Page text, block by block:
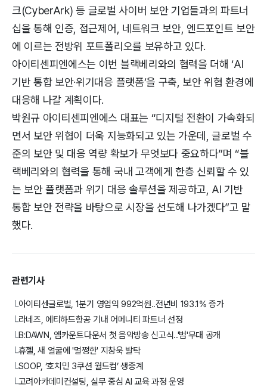
크(CyberArk) 등 글로벌 사이버 보안 기업들과의 파트너
십을 통해 인증, 접근제어, 네트워크 보안, 엔드포인트 보안
에 이르는 전방위 포트폴리오를 보유하고 있다.
아이티센피엔에스는 이번 블랙베리와의 협력을 더해 ‘AI
기반 통합 보안·위기대응 플랫폼’을 구축, 보안 위협 환경에
대응해 나갈 계획이다.
박원규 아이티센피엔에스 대표는 “디지털 전환이 가속화되
면서 보안 위협이 더욱 지능화되고 있는 가운데, 글로벌 수
준의 보안 및 대응 역량 확보가 무엇보다 중요하다”며 “블
랙베리와의 협력을 통해 국내 고객에게 한층 신뢰할 수 있
는 보안 플랫폼과 위기 대응 솔루션을 제공하고, AI 기반
통합 보안 전략을 바탕으로 시장을 선도해 나가겠다”고 말
했다.
관련기사
└아이티센글로벌, 1분기 영업익 992억원..전년비 193.1% 증가
└라네즈, 에티하드항공 기내 어메니티 파트너 선정
└B:DAWN, 엠카운트다운서 첫 음악방송 신고식..'범'무대 공개
└휴젤, 새 얼굴에 '멀쩡한' 지창욱 발탁
└SOOP, ‘호치민 3쿠션 월드컵’ 생중계
└고려아카데미컨설팅, 실무 중심 AI 교육 과정 운영